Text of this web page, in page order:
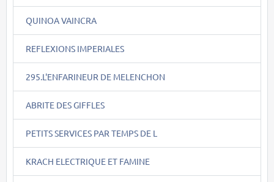
QUINOA VAINCRA
REFLEXIONS IMPERIALES
295.L'ENFARINEUR DE MELENCHON
ABRITE DES GIFFLES
PETITS SERVICES PAR TEMPS DE L
KRACH ELECTRIQUE ET FAMINE